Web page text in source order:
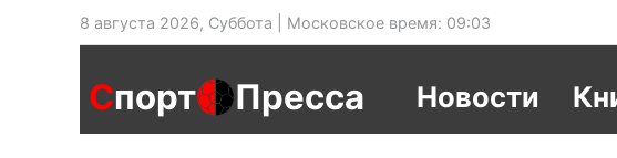
8 августа 2026, Суббота | Московское время: 09:03
Спорт Пресса Новости